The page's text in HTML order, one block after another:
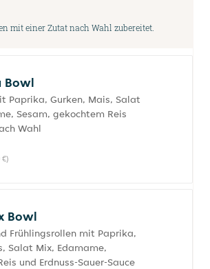
mit einer Zutat nach Wahl zubereitet.
Bowl
Paprika, Gurken, Mais, Salat
Sesam, gekochtem Reis
Wahl
Bowl
Frühlingsrollen mit Paprika,
Salat Mix, Edamame,
und Erdnuss-Sauer-Sauce